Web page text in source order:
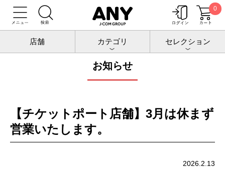
0
店舗 カテゴリ セレクション
トップ お知らせ
お知らせ
【チケットポート店舗】3月は休まず
営業いたします。
2026.2.13